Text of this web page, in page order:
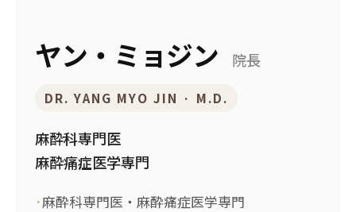
ヤン・ミョジン 院長
DR. YANG MYO JIN · M.D.
麻酔科専門医
麻酔痛症医学専門
麻酔科専門医・麻酔痛症医学専門